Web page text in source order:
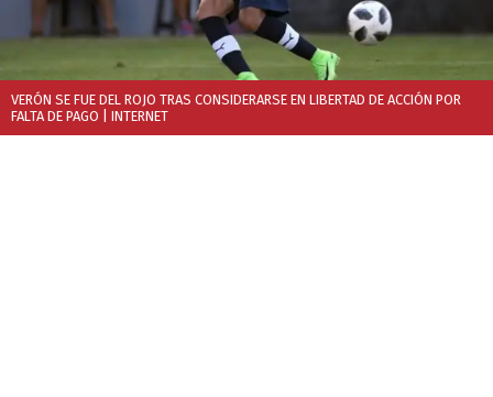
VERÓN SE FUE DEL ROJO TRAS CONSIDERARSE EN LIBERTAD DE ACCIÓN POR
FALTA DE PAGO
| INTERNET